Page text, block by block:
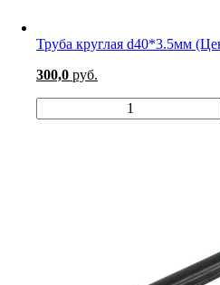
Труба круглая d40*3.5мм
300,0 руб.